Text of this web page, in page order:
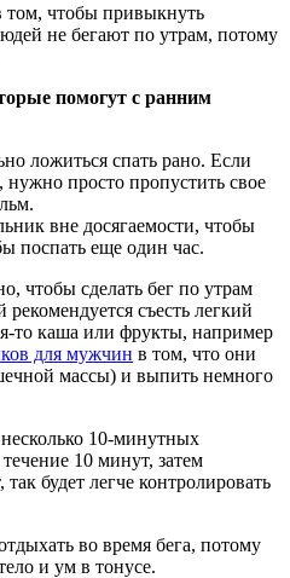
том, чтобы привыкнуть
не бегают по утрам, потому
помогут с ранним
ложиться спать рано. Если
нужно просто пропустить свое
вне досягаемости, чтобы
поспать еще один час.
чтобы сделать бег по утрам
съесть легкий
то каша или фрукты, например
для мужчин в том, что они
массы) и выпить немного
10-минутных
10 минут, затем
будет легче контролировать
во время бега, потому
и ум в тонусе.